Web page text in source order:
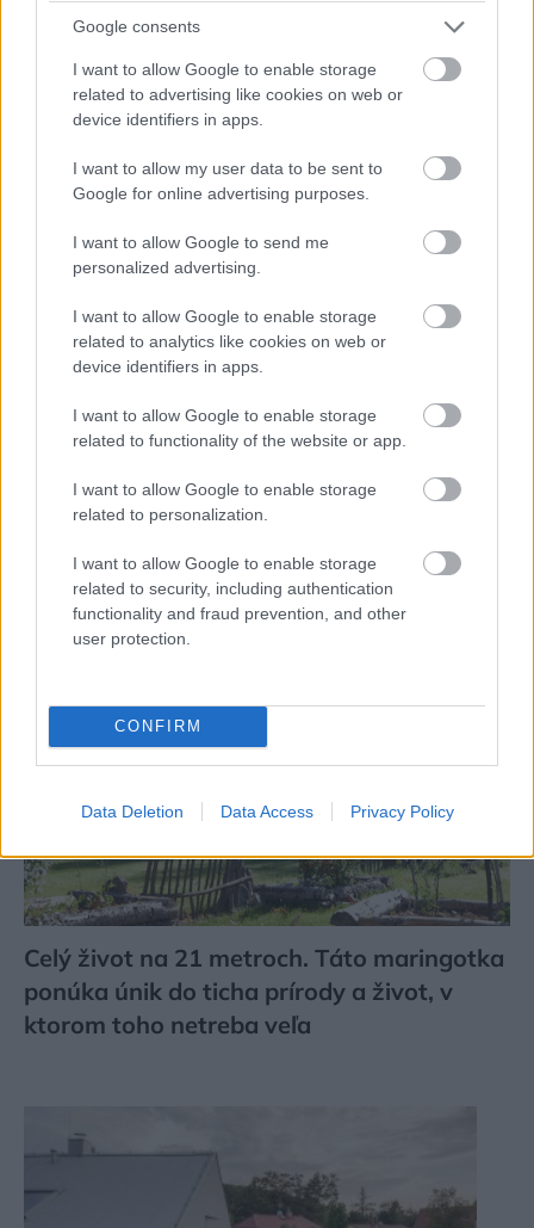
Google consents
I want to allow Google to enable storage
related to advertising like cookies on web or
device identifiers in apps.
I want to allow my user data to be sent to
Google for online advertising purposes.
I want to allow Google to send me
personalized advertising.
I want to allow Google to enable storage
related to analytics like cookies on web or
device identifiers in apps.
I want to allow Google to enable storage
related to functionality of the website or app.
I want to allow Google to enable storage
related to personalization.
I want to allow Google to enable storage
related to security, including authentication
functionality and fraud prevention, and other
user protection.
CONFIRM
Data Deletion Data Access Privacy Policy
budú hladšie a pevnejšie. Starý trik z
hotelov poznali už naše babičky
K bytu ladili aj škáry v obklade. Majitelia
zbúrali stereotyp, bývanie vyzerá ako z
filmu svojského režiséra
Celý život na 21 metroch. Táto maringotka
ponúka únik do ticha prírody a život, v
ktorom toho netreba veľa